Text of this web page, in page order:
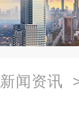
新闻资讯